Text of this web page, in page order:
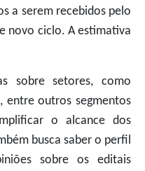
a serem recebidos pelo
novo ciclo. A estimativa
sobre setores, como
entre outros segmentos
o alcance dos
busca saber o perfil
sobre os editais